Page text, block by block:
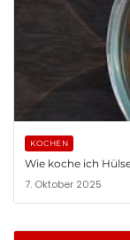
KOCHEN
Wie koche ich
7. Oktober 2025